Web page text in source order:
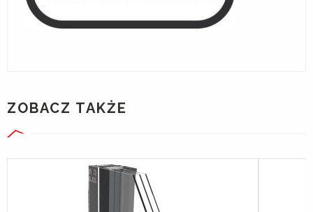
ZOBACZ TAKŻE